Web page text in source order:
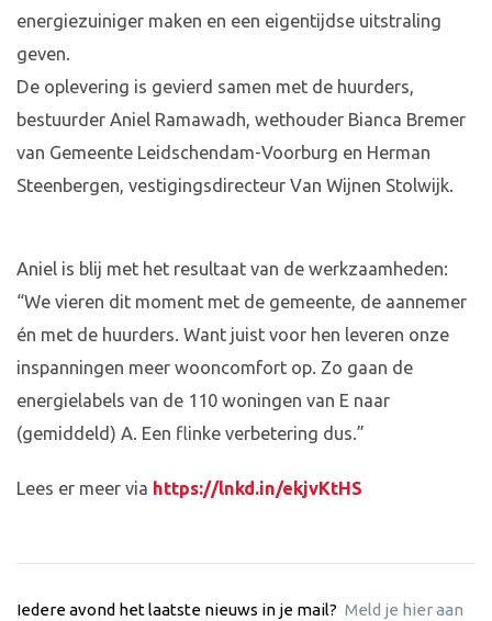
energiezuiniger maken en een eigentijdse uitstraling
geven.
De oplevering is gevierd samen met de huurders,
bestuurder Aniel Ramawadh, wethouder Bianca Bremer
van Gemeente Leidschendam-Voorburg en Herman
Steenbergen, vestigingsdirecteur Van Wijnen Stolwijk.
Aniel is blij met het resultaat van de werkzaamheden:
“We vieren dit moment met de gemeente, de aannemer
én met de huurders. Want juist voor hen leveren onze
inspanningen meer wooncomfort op. Zo gaan de
energielabels van de 110 woningen van E naar
(gemiddeld) A. Een flinke verbetering dus.”
Lees er meer via https://lnkd.in/ekjvKtHS
Iedere avond het laatste nieuws in je mail? Meld je hier aan